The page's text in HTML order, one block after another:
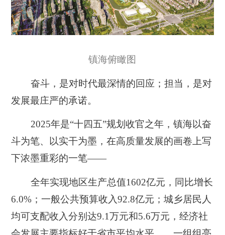
镇海俯瞰图
奋斗，是对时代最深情的回应；担当，是对
发展最庄严的承诺。
2025年是“十四五”规划收官之年，镇海以奋
斗为笔、以实干为墨，在高质量发展的画卷上写
下浓墨重彩的一笔——
全年实现地区生产总值1602亿元，同比增长
6.0%；一般公共预算收入92.8亿元；城乡居民人
均可支配收入分别达9.1万元和5.6万元，经济社